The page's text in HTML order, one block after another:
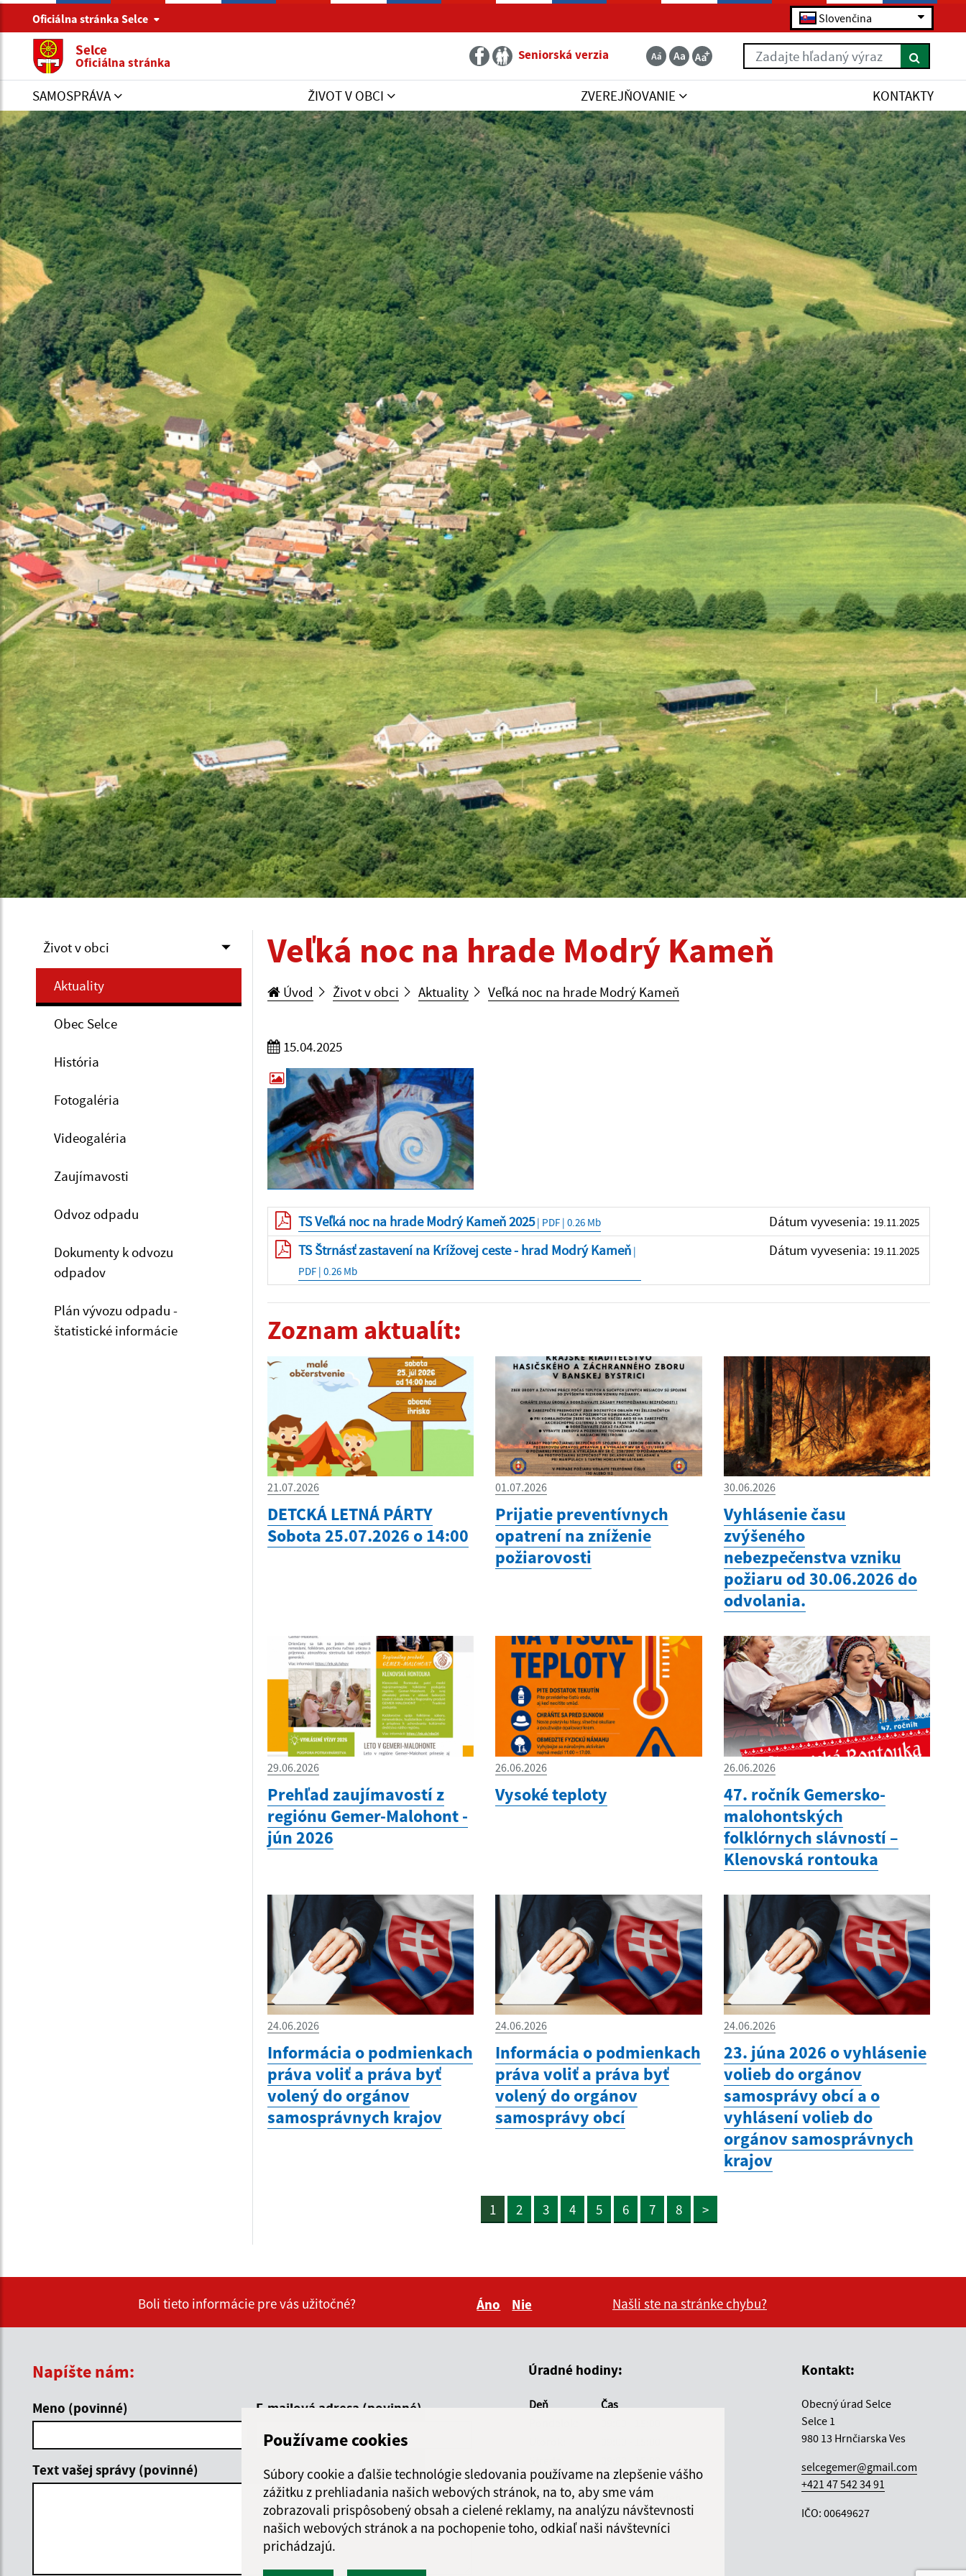
Používame cookies
Súbory cookie a ďalšie technológie sledovania používame na zlepšenie vášho
zážitku z prehliadania našich webových stránok, na to, aby sme vám
zobrazovali prispôsobený obsah a cielené reklamy, na analýzu návštevnosti
našich webových stránok a na pochopenie toho, odkiaľ naši návštevníci
prichádzajú.
Oficiálna stránka Selce Slovenčina
Selce
Oficiálna stránka Seniorská verzia Zadajte hľadaný výraz
SAMOSPRÁVA ŽIVOT V OBCI ZVEREJŇOVANIE KONTAKTY
Život v obci
Aktuality
Obec Selce
História
Fotogaléria
Videogaléria
Zaujímavosti
Odvoz odpadu
Dokumenty k odvozu
odpadov
Plán vývozu odpadu -
štatistické informácie
Veľká noc na hrade Modrý Kameň
Úvod Život v obci Aktuality Veľká noc na hrade Modrý Kameň
15.04.2025
TS Veľká noc na hrade Modrý Kameň 2025| PDF | 0.26 Mb Dátum vyvesenia: 19.11.2025
TS Štrnásť zastavení na Krížovej ceste - hrad Modrý Kameň|
PDF | 0.26 Mb
Dátum vyvesenia: 19.11.2025
Zoznam aktualít:
21.07.2026
DETCKÁ LETNÁ PÁRTY
Sobota 25.07.2026 o 14:00
01.07.2026
Prijatie preventívnych
opatrení na zníženie
požiarovosti
30.06.2026
Vyhlásenie času
zvýšeného
nebezpečenstva vzniku
požiaru od 30.06.2026 do
odvolania.
29.06.2026
Prehľad zaujímavostí z
regiónu Gemer-Malohont -
jún 2026
26.06.2026
Vysoké teploty
26.06.2026
47. ročník Gemersko-
malohontských
folklórnych slávností –
Klenovská rontouka
24.06.2026
Informácia o podmienkach
práva voliť a práva byť
volený do orgánov
samosprávnych krajov
24.06.2026
Informácia o podmienkach
práva voliť a práva byť
volený do orgánov
samosprávy obcí
24.06.2026
23. júna 2026 o vyhlásenie
volieb do orgánov
samosprávy obcí a o
vyhlásení volieb do
orgánov samosprávnych
krajov
1 2 3 4 5 6 7 8 >
Boli tieto informácie pre vás užitočné?
Áno
Nie
Našli ste na stránke chybu?
Napíšte nám:
Meno (povinné) E-mailová adresa (povinné)
Text vašej správy (povinné)
Úradné hodiny:
Deň
Čas
Štvrtok:
09:00 - 15:00
Piatok:
nestránkový deň
Kontakt:
Obecný úrad Selce
Selce 1
980 13 Hrnčiarska Ves
selcegemer@gmail.com
+421 47 542 34 91
IČO: 00649627